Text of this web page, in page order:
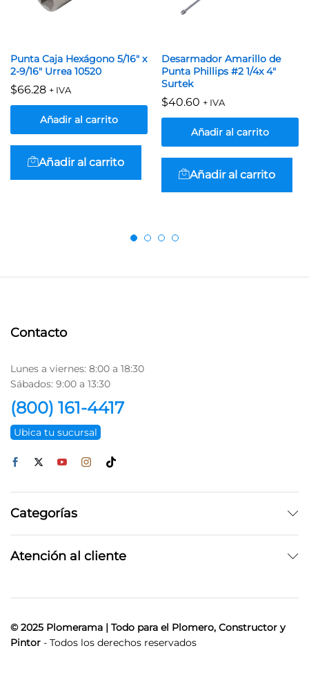
Punta Caja Hexágono 5/16″ x
2-9/16″ Urrea 10520
$66.28 + IVA
Añadir al carrito
Añadir al carrito
Desarmador Amarillo de
Punta Phillips #2 1/4x 4″
Surtek
$40.60 + IVA
Añadir al carrito
Añadir al carrito
Contacto
Lunes a viernes: 8:00 a 18:30
Sábados: 9:00 a 13:30
(800) 161-4417
Ubica tu sucursal
Categorías
Atención al cliente
© 2025 Plomerama | Todo para el Plomero, Constructor y
Pintor - Todos los derechos reservados